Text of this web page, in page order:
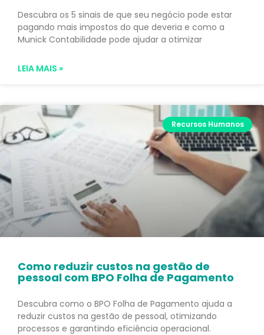
Descubra os 5 sinais de que seu negócio pode estar
pagando mais impostos do que deveria e como a
Munick Contabilidade pode ajudar a otimizar
LEIA MAIS »
Recursos Humanos
Como reduzir custos na gestão de
pessoal com BPO Folha de Pagamento
Descubra como o BPO Folha de Pagamento ajuda a
reduzir custos na gestão de pessoal, otimizando
processos e garantindo eficiência operacional.